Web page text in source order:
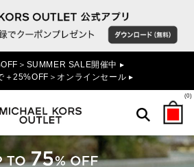
＞SUMMER SALE開催中 ▸
＋25%OFF＞オンラインセール ▸
(0)
検索